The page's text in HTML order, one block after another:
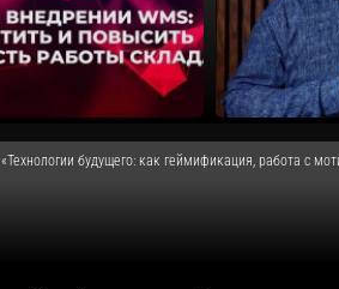
будущего: как геймификация, работа с